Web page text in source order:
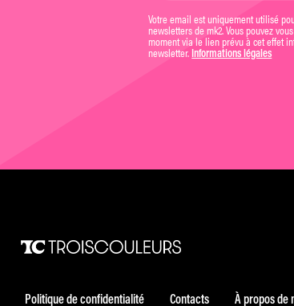
Votre email est uniquement utilisé
newsletters de mk2. Vous pouvez
moment via le lien prévu à cet effet
newsletter. Informations légales
Politique de confidentialité Contacts À propos de